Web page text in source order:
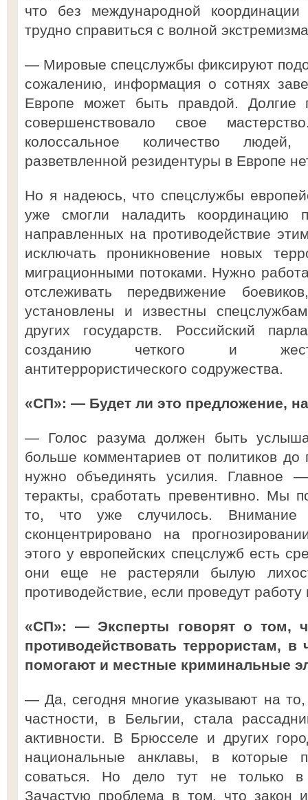
что без международной
трудно справиться с волной
— Мировые спецслужбы фиксируют
сожалению, информация о сотнях
Европе может быть правдой.
совершенствовало свое
колоссальное количество
разветвленной резидентуры в Европе
Но я надеюсь, что спецслужбы
уже смогли наладить координацию
направленных на противодействие
исключать проникновение новых
миграционными потоками. Нужно
отслеживать передвижение
установлены и известны
других государств. Российский
созданию четкого и
антитеррористического содружества.
«СП»: — Будет ли это предложение,
— Голос разума должен быть
больше комментариев от политиков
нужно объединять усилия. Главное
теракты, сработать превентивно. Мы
то, что уже случилось. Внимание
сконцентрировано на
этого у европейских спецслужб есть
они еще не растеряли былую
противодействие, если проведут
«СП»: — Эксперты говорят о том,
противодействовать террористам, в
помогают и местные криминальные
— Да, сегодня многие указывают на
частности, в Бельгии, стала
активности. В Брюсселе и других
национальные анклавы, в которые
соваться. Но дело тут не только в
Зачастую проблема в том, что закон